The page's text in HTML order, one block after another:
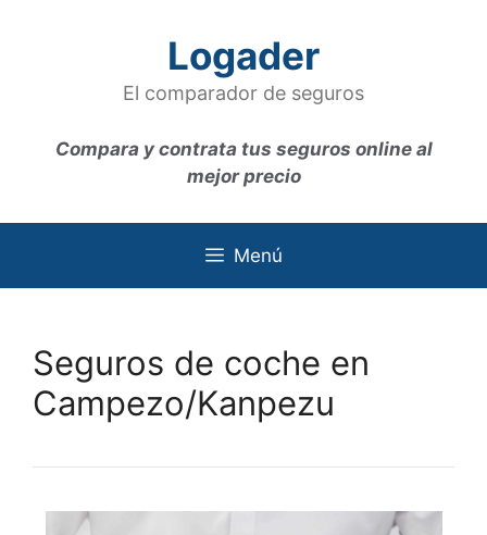
Logader
El comparador de seguros
Compara y contrata tus seguros online al
mejor precio
Menú
Seguros de coche en
Campezo/Kanpezu